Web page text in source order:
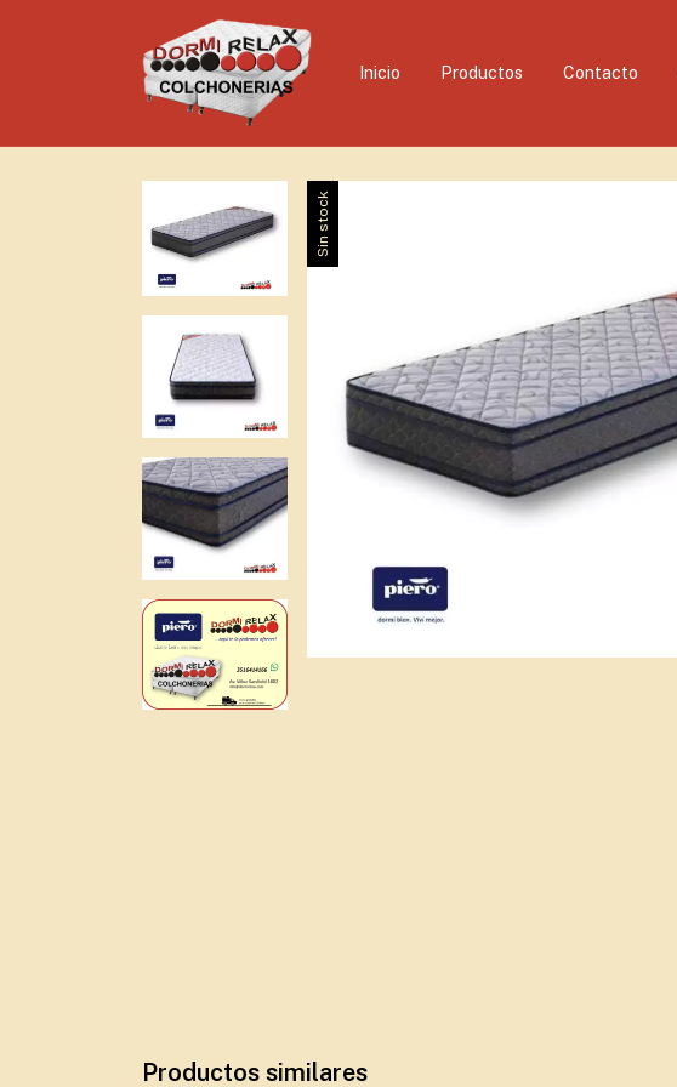
Inicio Productos Contacto
Sin stock
Productos similares